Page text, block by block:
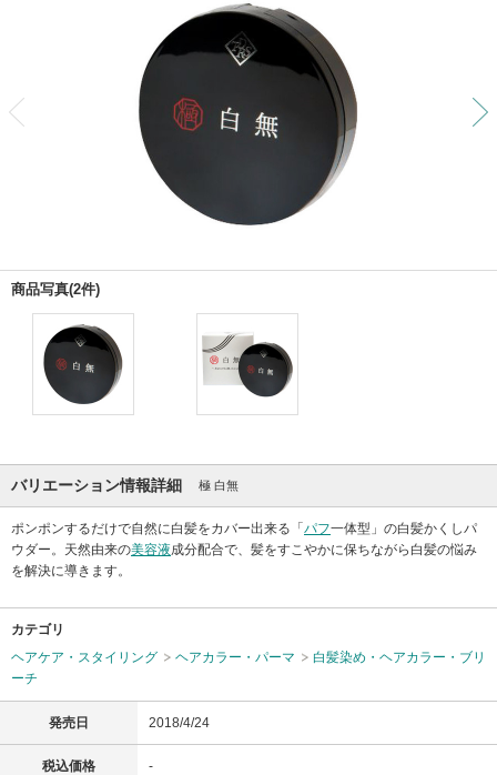
商品写真(2件)
バリエーション情報詳細 極 白無
ポンポンするだけで自然に白髪をカバー出来る「 パフ一体型」の白髪かくしパ
ウダー。天然由来の美容液成分配合で、髪をすこやかに保ちながら白髪の悩み
を解決に導きます。
カテゴリ
ヘアケア・スタイリング
ヘアカラー・パーマ
白髪染め・ヘアカラー・ブリ
ーチ
発売日 2018/4/24
税込価格 -